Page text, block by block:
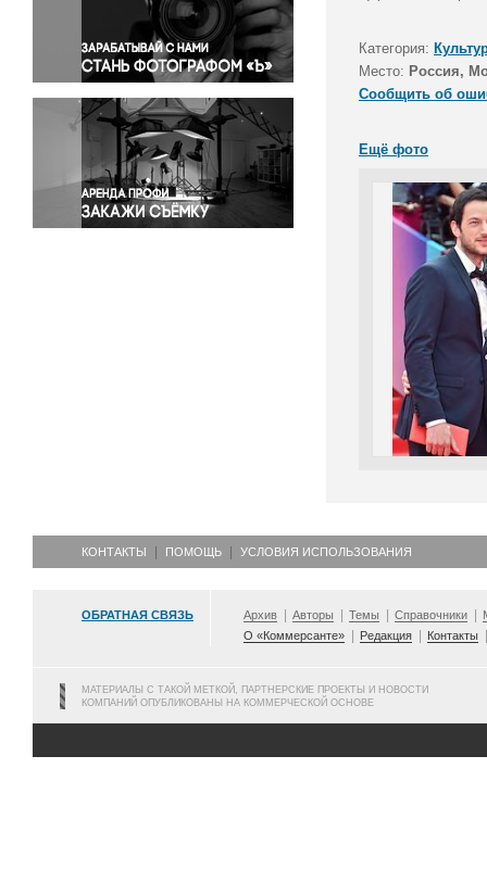
Правосудие
Происшествия и конфликты
Религия
Светская жизнь
Спорт
Экология
Экономика и бизнес
Категория:
Место: Россия,
Сообщить об
Ещё фото
КОНТАКТЫ ПОМОЩЬ УСЛОВИЯ ИСПОЛЬЗОВАНИЯ
ОБРАТНАЯ СВЯЗЬ Архив Авторы Темы Справочники
О «Коммерсанте»
Редакция Контакты
МАТЕРИАЛЫ С ТАКОЙ МЕТКОЙ, ПАРТНЕРСКИЕ ПРОЕКТЫ И НОВОСТИ
КОМПАНИЙ ОПУБЛИКОВАНЫ НА КОММЕРЧЕСКОЙ ОСНОВЕ